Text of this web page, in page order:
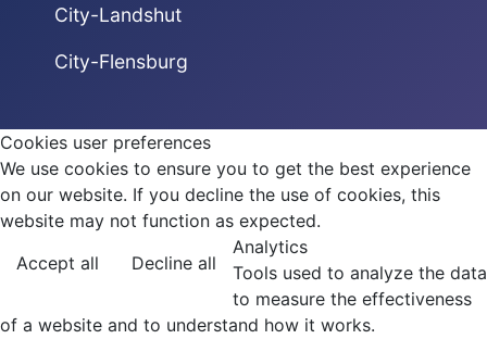
City-Landshut
City-Flensburg
Cookies user preferences
We use cookies to ensure you to get the best experience
on our website. If you decline the use of cookies, this
website may not function as expected.
Accept all
Decline all
Analytics
Tools used to analyze the data
to measure the effectiveness
of a website and to understand how it works.